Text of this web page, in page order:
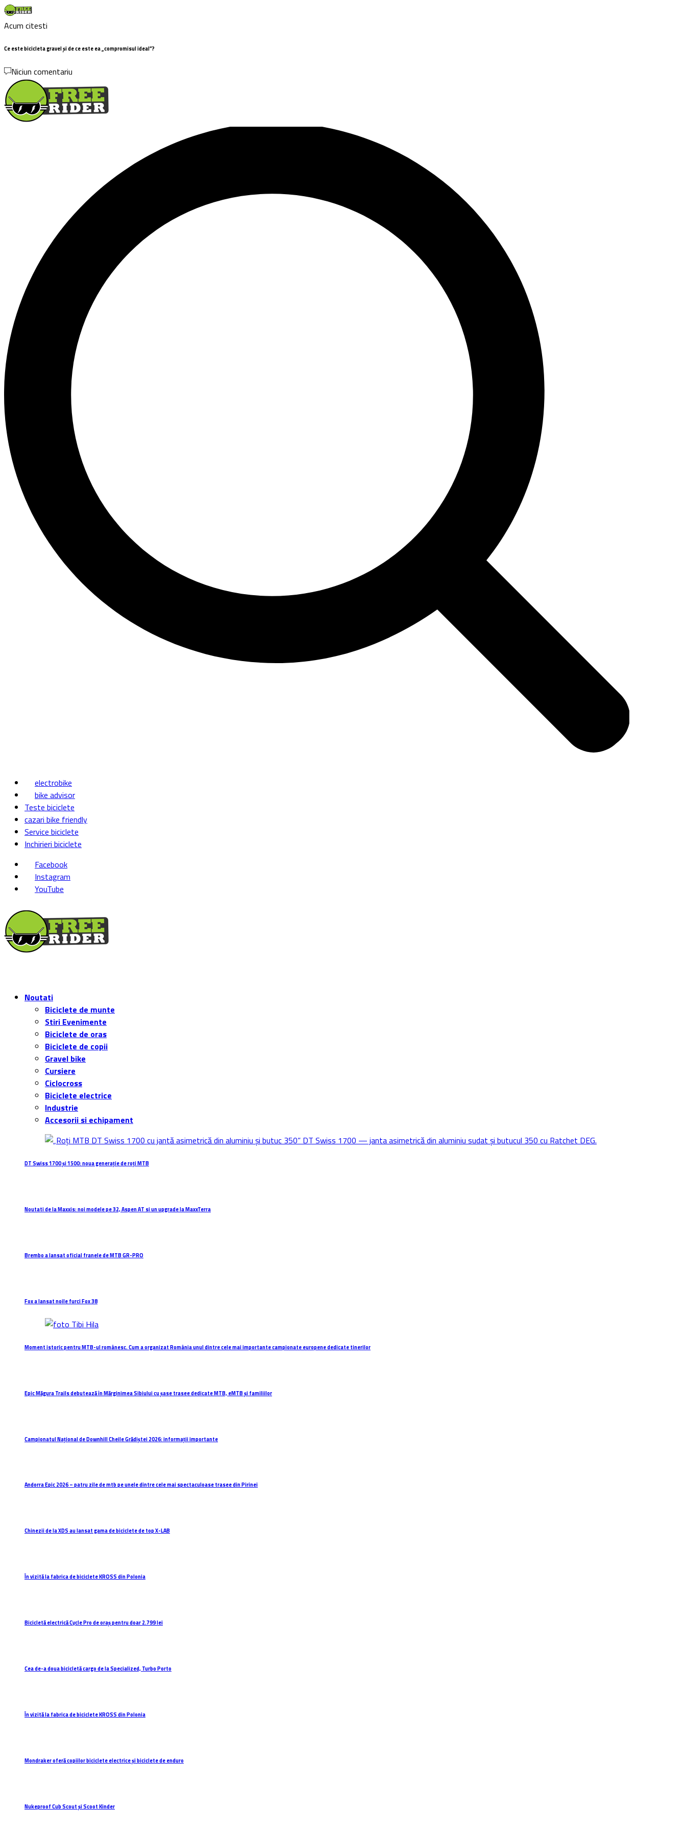
Acum citesti
Ce este bicicleta gravel și de ce este ea „compromisul ideal”?
Niciun comentariu
electrobike
bike advisor
Teste biciclete
cazari bike friendly
Service biciclete
Inchirieri biciclete
Facebook
Instagram
YouTube
Noutati
Biciclete de munte
Stiri Evenimente
Biciclete de oras
Biciclete de copii
Gravel bike
Cursiere
Ciclocross
Biciclete electrice
Industrie
Accesorii si echipament
DT Swiss 1700 și 1500: noua generație de roți MTB
Noutati de la Maxxis: noi modele pe 32, Aspen AT si un upgrade la MaxxTerra
Brembo a lansat oficial franele de MTB GR-PRO
Fox a lansat noile furci Fox 38
Moment istoric pentru MTB-ul românesc. Cum a organizat România unul dintre cele mai importante campionate europene dedicate tinerilor
Epic Măgura Trails debutează în Mărginimea Sibiului cu șase trasee dedicate MTB, eMTB și familiilor
Campionatul Național de Downhill Cheile Grădiștei 2026: informații importante
Andorra Epic 2026 – patru zile de mtb pe unele dintre cele mai spectaculoase trasee din Pirinei
Chinezii de la XDS au lansat gama de biciclete de top X-LAB
În vizită la fabrica de biciclete KROSS din Polonia
Bicicletă electrică Cycle Pro de oraș pentru doar 2.799 lei
Cea de-a doua bicicletă cargo de la Specialized, Turbo Porto
În vizită la fabrica de biciclete KROSS din Polonia
Mondraker oferă copiilor biciclete electrice și biciclete de enduro
Nukeproof Cub Scout și Scoot Kinder